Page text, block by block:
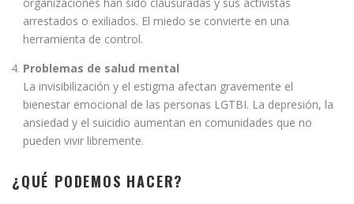
arrestados o exiliados. El miedo se convierte en una
herramienta de control.
Problemas de salud mental
La invisibilización y el estigma afectan gravemente el
bienestar emocional de las personas LGTBI. La depresión, la
ansiedad y el suicidio aumentan en comunidades que no
pueden vivir libremente.
¿QUÉ PODEMOS HACER?